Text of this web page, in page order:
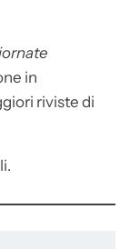
in
riviste di